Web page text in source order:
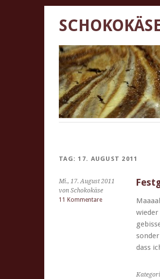
TAG:17. AUGUST 2011
Mi., 17. August 2011
von Schokokäse
11 Kommentare
dass